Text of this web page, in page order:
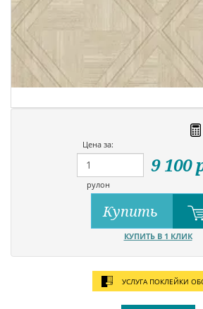
Цена за:
рулон
9 100
Купить
КУПИТЬ В 1 КЛИК
УСЛУГА ПОКЛЕЙКИ